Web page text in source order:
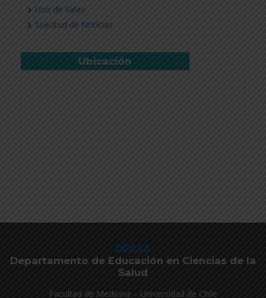
Uso de Salas
Solicitud de Noticias
Ubicación
DECSA
Departamento de Educación en Ciencias de la
Salud
Facultad de Medicina – Universidad de Chile